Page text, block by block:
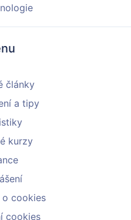
články
a tipy
kurzy
o cookies
cookies